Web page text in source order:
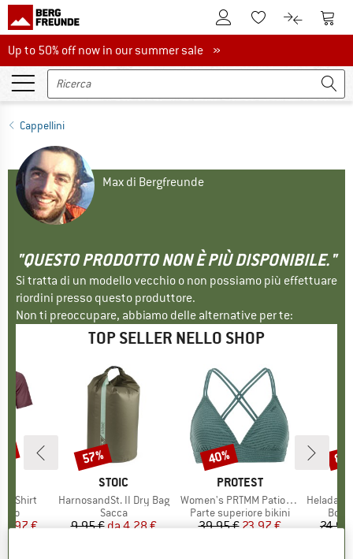
Al conto clienteAlla lista
Al Al
Up to 50% off now in our summer sale
Up to 50% off now in our summer sale »
Cappellini
Max di Bergfreunde
"QUESTO PRODOTTO NON È PIÙ DISPONIBILE."
Si tratta di un modello vecchio o non possiamo più effettuare
riordini presso questo produttore.
Non ti preoccupare, abbiamo delle alternative per te:
TOP SELLER NELLO SHOP
T-Shirt
ridotto
€
MARCHIO
STOIC
Articolo
HarnosandSt. II Dry Bag
Gruppo di prodotti
Sacca
Prezzo
9,95 € Prezzo ridotto
da4,28 €
Sconto
57%
MARCHIO
PROTEST
Articolo
Women's PRTMM Patio Triangle
Gruppo di prodotti
Parte superiore bikini
Prezzo
39,95 €Prezzo ridotto
23,97 €
Sconto
40%
Articolo
HeladagenSt.
24,95